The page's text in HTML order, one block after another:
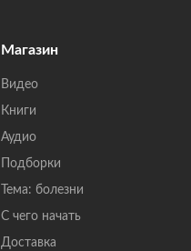
Магазин
Видео
Книги
Аудио
Подборки
Тема: болезни
С чего начать
Доставка